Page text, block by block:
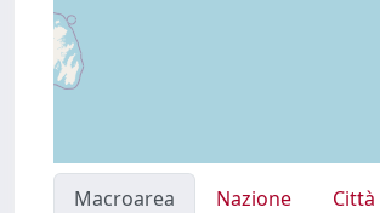
Macroarea Nazione Città